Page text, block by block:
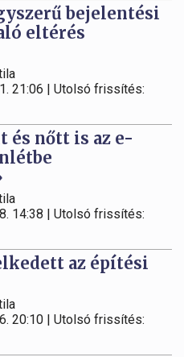
bejelentési
eltérés
21:06 | Utolsó frissítés:
és nőtt is az e-
14:38 | Utolsó frissítés:
az építési
20:10 | Utolsó frissítés: